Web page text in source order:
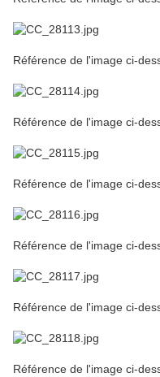
Référence de l'image ci-
Référence de l'image ci-
Référence de l'image ci-
Référence de l'image ci-
Référence de l'image ci-
Référence de l'image ci-